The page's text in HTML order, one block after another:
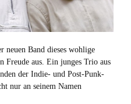
neuen Band dieses wohlige
Freude aus. Ein junges Trio aus
der Indie- und Post-Punk-
nur an seinem Namen